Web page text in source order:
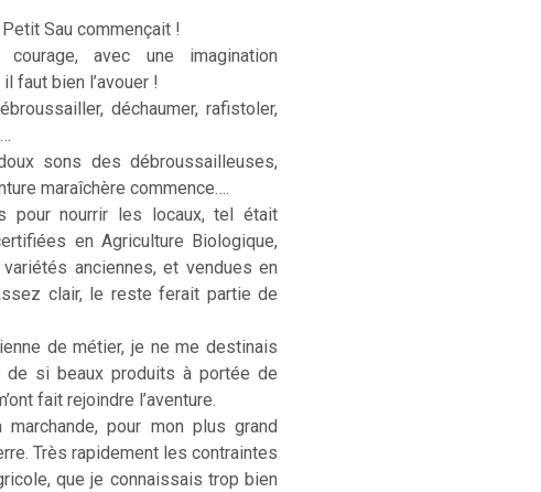
Sau commençait !
avec une imagination
faut bien l’avouer !
déchaumer, rafistoler,
sons des débroussailleuses,
maraîchère commence….
pour nourrir les locaux, tel était
en Agriculture Biologique,
anciennes, et vendues en
clair, le reste ferait partie de
de métier, je ne me destinais
de si beaux produits à portée de
fait rejoindre l’aventure.
pour mon plus grand
Très rapidement les contraintes
que je connaissais trop bien